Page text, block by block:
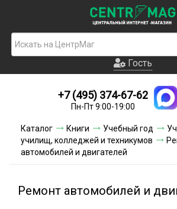
Гость
Новинки
Условия доставки
Условия оплаты
Гость
+7 (495) 374-67-62
Пн-Пт 9:00-19:00
Каталог Книги Учебный год
училищ, колледжей и техникумов
автомобилей и двигателей
Ремонт автомобилей и